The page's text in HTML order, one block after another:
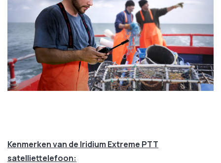
Kenmerken van de Iridium Extreme PTT
satelliettelefoon: